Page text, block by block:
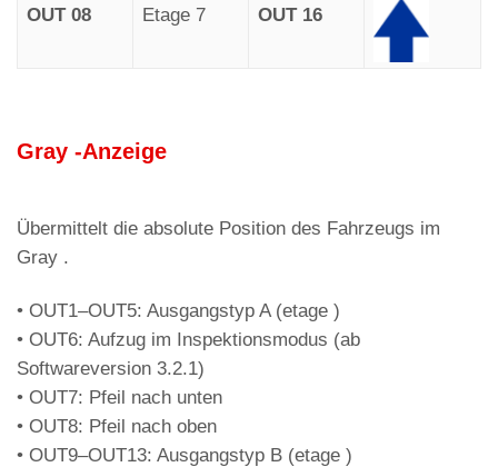
OUT 08 Etage 7 OUT 16
Gray -Anzeige
Übermittelt die absolute Position des Fahrzeugs im
Gray .
• OUT1–OUT5: Ausgangstyp A (etage )
• OUT6: Aufzug im Inspektionsmodus (ab
Softwareversion 3.2.1)
• OUT7: Pfeil nach unten
• OUT8: Pfeil nach oben
• OUT9–OUT13: Ausgangstyp B (etage )